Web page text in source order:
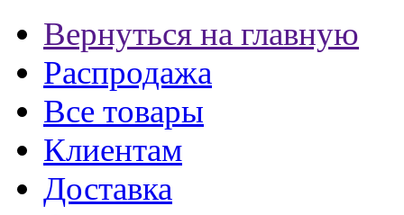
Вернуться на главную
Распродажа
Все товары
Клиентам
Доставка